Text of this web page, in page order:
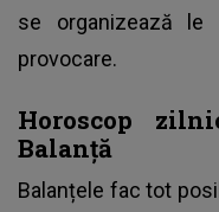
se organizează
provocare.
Horoscop
Balanță
Balanțele fac tot